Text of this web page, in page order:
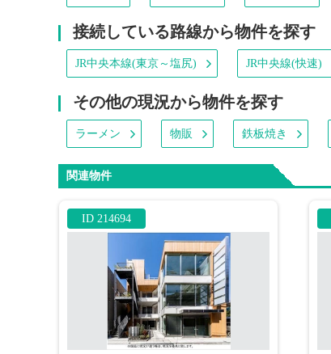
接続している路線から物件を探す
JR中央本線(東京～塩尻) JR中央線(快速)
その他の現況から物件を探す
ラーメン 物販 鉄板焼き
関連物件
ID 214694